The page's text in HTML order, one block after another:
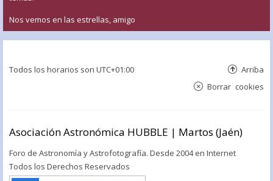
Nos vemos en las estrellas, amigo
Todos los horarios son UTC+01:00 Arriba
Borrar cookies
Asociación Astronómica HUBBLE | Martos (Jaén)
Foro de Astronomía y Astrofotografía. Desde 2004 en Internet
Todos los Derechos Reservados